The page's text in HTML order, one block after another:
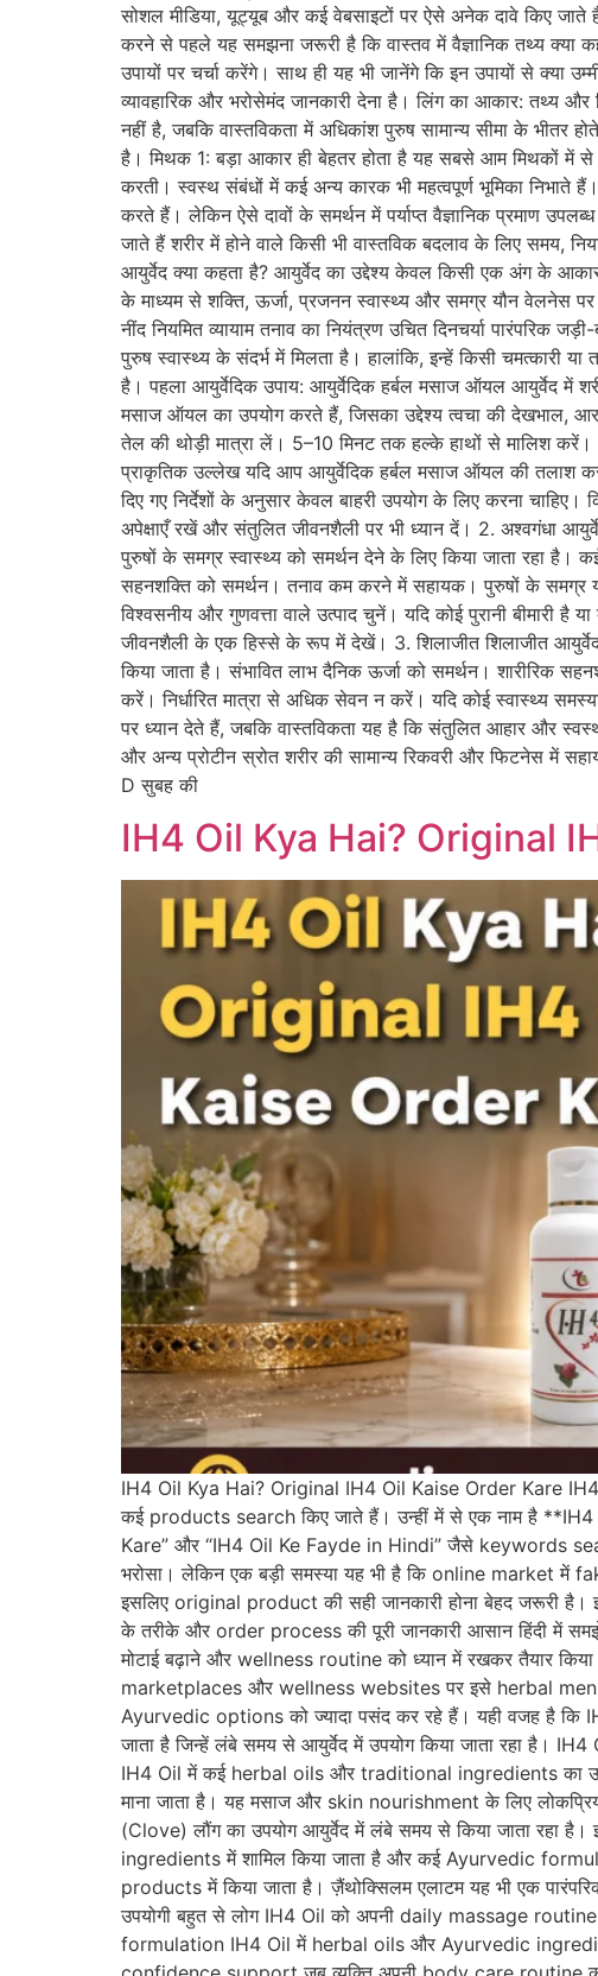
सोशल मीडिया, यूट्यूब और कई वेबसाइटों पर ऐसे अनेक दावे किए जाते
करने से पहले यह समझना जरूरी है कि वास्तव में वैज्ञानिक तथ्य
उपायों पर चर्चा करेंगे। साथ ही यह भी जानेंगे कि इन उपायों से क्या
व्यावहारिक और भरोसेमंद जानकारी देना है। लिंग का आकार: तथ्य
नहीं है, जबकि वास्तविकता में अधिकांश पुरुष सामान्य सीमा के भीतर
है। मिथक 1: बड़ा आकार ही बेहतर होता है यह सबसे आम मिथकों में से
करती। स्वस्थ संबंधों में कई अन्य कारक भी महत्वपूर्ण भूमिका निभाते
करते हैं। लेकिन ऐसे दावों के समर्थन में पर्याप्त वैज्ञानिक प्रमाण
जाते हैं शरीर में होने वाले किसी भी वास्तविक बदलाव के लिए समय,
आयुर्वेद क्या कहता है? आयुर्वेद का उद्देश्य केवल किसी एक अंग के
के माध्यम से शक्ति, ऊर्जा, प्रजनन स्वास्थ्य और समग्र यौन वेलनेस पर
नींद नियमित व्यायाम तनाव का नियंत्रण उचित दिनचर्या
पुरुष स्वास्थ्य के संदर्भ में मिलता है। हालांकि, इन्हें किसी चमत्कारी
है। पहला आयुर्वेदिक उपाय: आयुर्वेदिक हर्बल मसाज ऑयल आयुर्वेद में
मसाज ऑयल का उपयोग करते हैं, जिसका उद्देश्य त्वचा की देखभाल,
तेल की थोड़ी मात्रा लें। 5–10 मिनट तक हल्के हाथों से मालिश करें।
प्राकृतिक उल्लेख यदि आप आयुर्वेदिक हर्बल मसाज ऑयल की तलाश कर
दिए गए निर्देशों के अनुसार केवल बाहरी उपयोग के लिए करना
अपेक्षाएँ रखें और संतुलित जीवनशैली पर भी ध्यान दें। 2. अश्वगंधा
पुरुषों के समग्र स्वास्थ्य को समर्थन देने के लिए किया जाता रहा है।
सहनशक्ति को समर्थन। तनाव कम करने में सहायक। पुरुषों के समग्र
विश्वसनीय और गुणवत्ता वाले उत्पाद चुनें। यदि कोई पुरानी बीमारी
जीवनशैली के एक हिस्से के रूप में देखें। 3. शिलाजीत शिलाजीत
किया जाता है। संभावित लाभ दैनिक ऊर्जा को समर्थन। शारीरिक
करें। निर्धारित मात्रा से अधिक सेवन न करें। यदि कोई स्वास्थ्य
पर ध्यान देते हैं, जबकि वास्तविकता यह है कि संतुलित आहार और
और अन्य प्रोटीन स्रोत शरीर की सामान्य रिकवरी और फिटनेस में
D सुबह की
IH4 Oil Kya Hai? Original
IH4 Oil Kya Hai? Original IH4 Oil Kaise Order Kare
कई products search किए जाते हैं। उन्हीं में से एक नाम है
Kare” और “IH4 Oil Ke Fayde in Hindi” जैसे keywords
भरोसा। लेकिन एक बड़ी समस्या यह भी है कि online market में
इसलिए original product की सही जानकारी होना बेहद जरूरी
के तरीके और order process की पूरी जानकारी आसान हिंदी में
मोटाई बढ़ाने और wellness routine को ध्यान में रखकर तैयार
marketplaces और wellness websites पर इसे herbal
Ayurvedic options को ज्यादा पसंद कर रहे हैं। यही वजह है कि
जाता है जिन्हें लंबे समय से आयुर्वेद में उपयोग किया जाता रहा
IH4 Oil में कई herbal oils और traditional ingredients का
माना जाता है। यह मसाज और skin nourishment के लिए
(Clove) लौंग का उपयोग आयुर्वेद में लंबे समय से किया जाता रहा
ingredients में शामिल किया जाता है और कई Ayurvedic
products में किया जाता है। ज़ैंथोक्सिलम एलाटम यह भी एक
उपयोगी बहुत से लोग IH4 Oil को अपनी daily massage routine
formulation IH4 Oil में herbal oils और Ayurvedic